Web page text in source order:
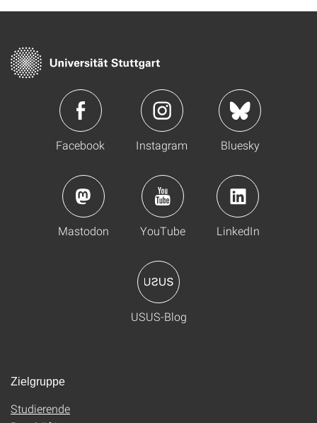
Facebook Instagram Bluesky
Mastodon YouTube LinkedIn
USUS-Blog
Zielgruppe
Studierende